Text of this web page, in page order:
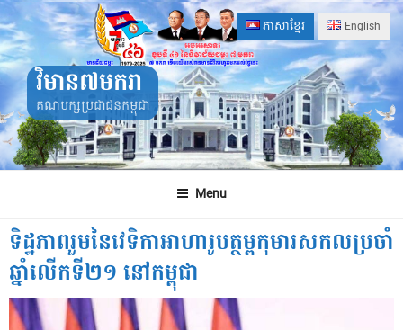
Skip
to
content
ភាសាខ្មែរ English
វិមាន៧មករា
គណបក្សប្រជាជនកម្ពុជា
Menu
ទិដ្ឋភាព​រួម​នៃវេទិកាអាហារូបត្ថម្ពកុមារសកលប្រចាំ
ឆ្នាំលើកទី២១ នៅ​កម្ពុជា